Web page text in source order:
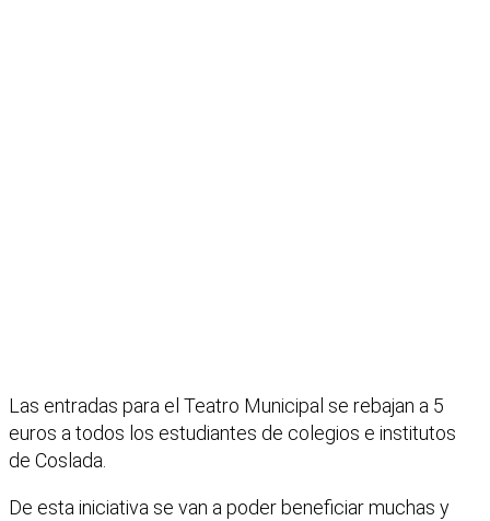
Las entradas para el Teatro Municipal se rebajan a 5
euros a todos los estudiantes de colegios e institutos
de Coslada.
De esta iniciativa se van a poder beneficiar muchas y